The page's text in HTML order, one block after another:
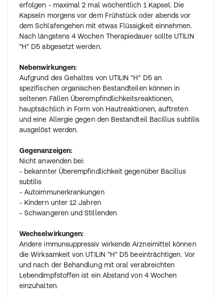
erfolgen - maximal 2 mal wöchentlich 1 Kapsel. Die
Kapseln morgens vor dem Frühstück oder abends vor
dem Schlafengehen mit etwas Flüssigkeit einnehmen.
Nach längstens 4 Wochen Therapiedauer sollte UTILIN
"H" D5 abgesetzt werden.
Nebenwirkungen:
Aufgrund des Gehaltes von UTILIN "H" D5 an
spezifischen organischen Bestandteilen können in
seltenen Fällen Überempfindlichkeitsreaktionen,
hauptsächlich in Form von Hautreaktionen, auftreten
und eine Allergie gegen den Bestandteil Bacillus subtilis
ausgelöst werden.
Gegenanzeigen:
Nicht anwenden bei:
- bekannter Überempfindlichkeit gegenüber Bacillus
subtilis
- Autoimmunerkrankungen
- Kindern unter 12 Jahren
- Schwangeren und Stillenden
Wechselwirkungen:
Andere immunsuppressiv wirkende Arzneimittel können
die Wirksamkeit von UTILIN "H" D5 beeinträchtigen. Vor
und nach der Behandlung mit oral verabreichten
Lebendimpfstoffen ist ein Abstand von 4 Wochen
einzuhalten.